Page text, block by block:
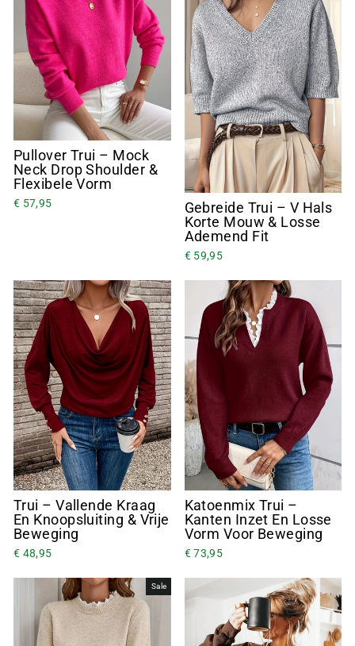
Pullover Trui – Mock
Neck Drop Shoulder &
Flexibele Vorm
€ 57,95
Gebreide Trui – V Hals
Korte Mouw & Losse
Ademend Fit
€ 59,95
Trui – Vallende Kraag
En Knoopsluiting & Vrije
Beweging
€ 48,95
Katoenmix Trui –
Kanten Inzet En Losse
Vorm Voor Beweging
€ 73,95
Sale